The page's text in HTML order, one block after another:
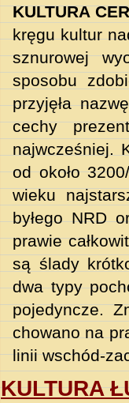
KULTURA
kręgu kultur
sznurowej
sposobu
przyjęła
cechy
najwcześniej.
od około
wieku
byłego NRD
prawie
są ślady
dwa typy
pojedyncze.
chowano na
linii wschód-
KULTURA